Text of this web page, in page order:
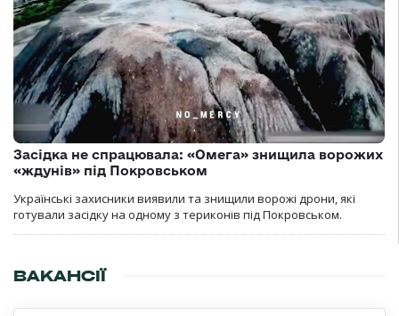
Засідка не спрацювала: «Омега» знищила ворожих
«ждунів» під Покровськом
Українські захисники виявили та знищили ворожі дрони, які
готували засідку на одному з териконів під Покровськом.
ВАКАНСІЇ